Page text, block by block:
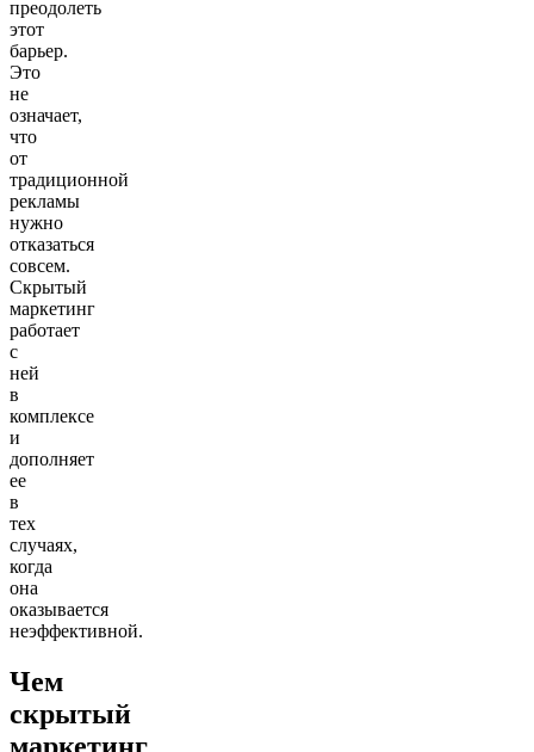
преодолеть
этот
барьер.
Это
не
означает,
что
от
традиционной
рекламы
нужно
отказаться
совсем.
Скрытый
маркетинг
работает
с
ней
в
комплексе
и
дополняет
ее
в
тех
случаях,
когда
она
оказывается
неэффективной.
Чем
скрытый